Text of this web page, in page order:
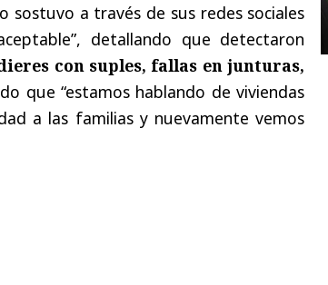
sostuvo a través de sus redes sociales
detallando que detectaron
con suples, fallas en junturas,
que “estamos hablando de viviendas
a las familias y nuevamente vemos